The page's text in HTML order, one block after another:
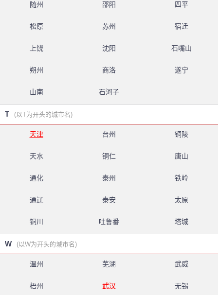
随州 邵阳 四平
松原 苏州 宿迁
上饶 沈阳 石嘴山
朔州 商洛 遂宁
山南 石河子
T (以T为开头的城市名)
天津 台州 铜陵
天水 铜仁 唐山
通化 泰州 铁岭
通辽 泰安 太原
铜川 吐鲁番 塔城
W (以W为开头的城市名)
温州 芜湖 武威
梧州 武汉 无锡